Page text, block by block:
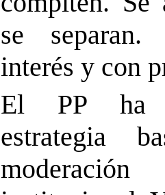
se
interés y con
El PP ha
estrategia